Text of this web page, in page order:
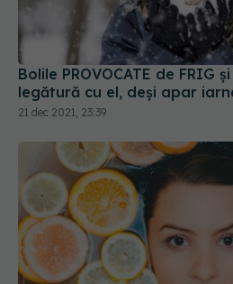
Bolile PROVOCATE de FRIG
legătură cu el, deși apar